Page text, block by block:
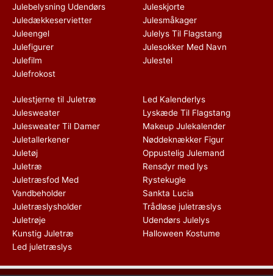
Julebelysning Udendørs
Juledækkeservietter
Juleengel
Julefigurer
Julefilm
Julefrokost
Juleskjorte
Julesmåkager
Julelys Til Flagstang
Julesokker Med Navn
Julestel
Julestjerne til Juletræ
Julesweater
Julesweater Til Damer
Juletallerkener
Juletøj
Juletræ
Juletræsfod Med
Vandbeholder
Juletræslysholder
Juletrøje
Kunstig Juletræ
Led juletræslys
Led Kalenderlys
Lyskæde Til Flagstang
Makeup Julekalender
Nøddeknækker Figur
Oppustelig Julemand
Rensdyr med lys
Rystekugle
Sankta Lucia
Trådløse juletræslys
Udendørs Julelys
Halloween Kostume